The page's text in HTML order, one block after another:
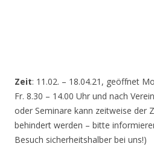
Zeit: 11.02. – 18.04.21, geöffnet
Fr. 8.30 – 14.00 Uhr und nach
oder Seminare kann zeitweise der
behindert werden – bitte
Besuch sicherheitshalber bei uns!)